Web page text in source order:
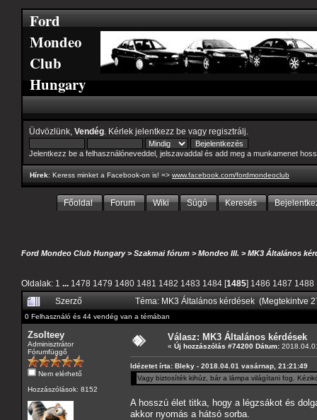
Ford
Mondeo
Club
Hungary
Üdvözlünk, Vendég . Kérlek jelentkezz be vagy regisztrálj
Jelentkezz be a felhasználóneveddel, jelszavaddal és add meg a munkamenet
Hírek: Keress minket a Facebook-on is! => www.facebook.com/fordmondeoclub
Főoldal Forum Wiki Súgó Keresés
Ford Mondeo Club Hungary>Szakmai fórum >Mondeo III. >MK3 Általános
Oldalak: 1 ... 1478 1479 1480 1481 1482 1483 1484 [1485] 1486 1487 1488
Szerző
Téma: MK3 Általános kérdések (Megtekintve
0 Felhasználó és 44 vendég van a témában
Zsolteey
Adminisztrátor
Fórumfüggő
Nem elérhető
Hozzászólások: 8152
Válasz: MK3 Általános kérdések
« Új hozzászólás #74200 Dátum:
Idézetet írta: Bleky - 2018.04.01 vasárnap, 21:21:49
Vagy biztosíték kihúz, bár a lámpa világítani fog.
A hosszú élet titka, hogy a légzsákot és
akkor nyomás a hátsó sorba.